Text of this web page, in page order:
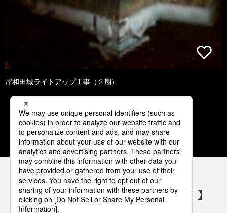
岸和田城ライトアップ工事（２期）
1 2 3 4 5
パナソニックの電気設備 SNSアカウント